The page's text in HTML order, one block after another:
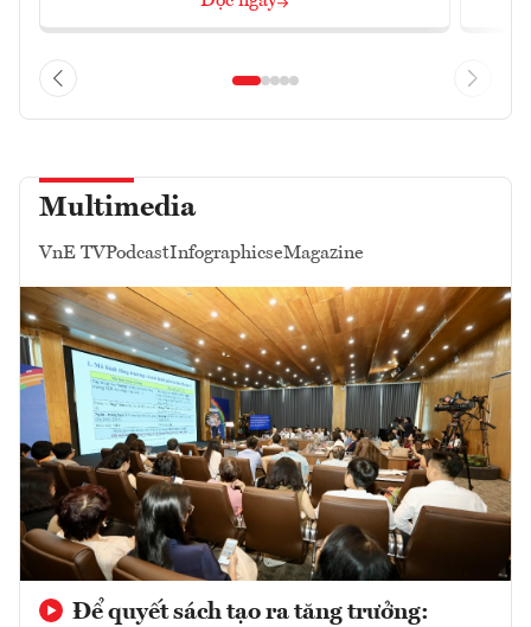
Multimedia
VnE TVPodcastInfographicseMagazine
Để quyết sách tạo ra tăng trưởng: